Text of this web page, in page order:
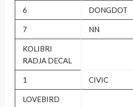
6 DONGDOT
7 NN
KOLIBRI
RADJA DECAL
1 CIVIC
LOVEBIRD